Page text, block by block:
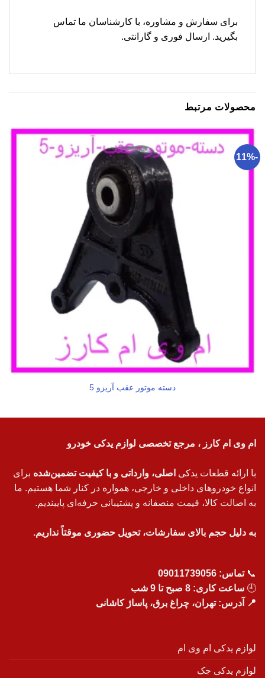
برای سفارش و مشاوره، با کارشناسان ما تماس
بگیرید. ارسال فوری و گارانتی.
محصولات مرتبط
-11%
دسته موتور عقب آریزو 5
ام وی ام کارز ، مرجع تخصصی لوازم یدکی خودرو
با ارائه قطعات یدکی اصلی، وارداتی و با کیفیت تضمین‌شده برای
انواع خودروهای داخلی و خارجی، همواره در کنار شما هستیم. ما
به اصالت کالا، قیمت منصفانه و پشتیبانی حرفه‌ای پایبندیم.
به دلیل حجم بالای سفارشات، تحویل حضوری موقتاً نداریم.
📞تماس: 09011739056
🕘 ساعت کاری: 8 صبح تا 9 شب
📍 آدرس: تهران، چراغ برق، پاساژ کاشانی
لوازم یدکی ام وی ام
لوازم یدکی جک